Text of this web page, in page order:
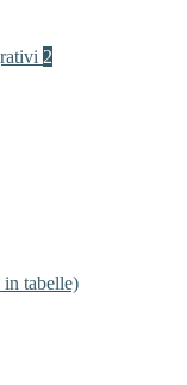
2
tabelle)